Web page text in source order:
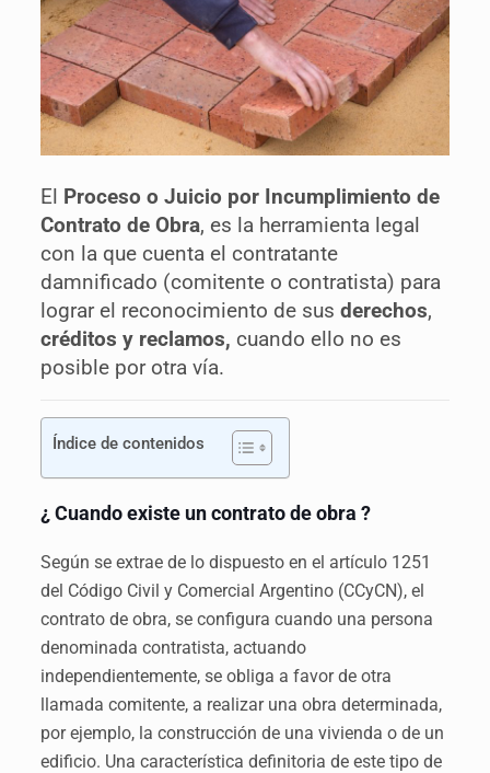
El Proceso o Juicio por Incumplimiento de
Contrato de Obra, es la herramienta legal
con la que cuenta el contratante
damnificado (comitente o contratista) para
lograr el reconocimiento de sus derechos,
créditos y reclamos, cuando ello no es
posible por otra vía.
Índice de contenidos
¿ Cuando existe un contrato de obra ?
Según se extrae de lo dispuesto en el artículo 1251
del Código Civil y Comercial Argentino (CCyCN), el
contrato de obra, se configura cuando una persona
denominada contratista, actuando
independientemente, se obliga a favor de otra
llamada comitente, a realizar una obra determinada,
por ejemplo, la construcción de una vivienda o de un
edificio. Una característica definitoria de este tipo de
En línea